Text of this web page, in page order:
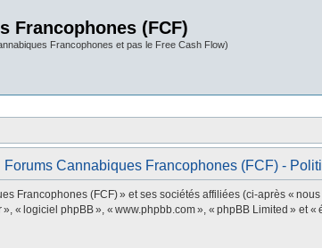
Francophones (FCF)
Francophones et pas le Free Cash Flow)
Forums Cannabiques Francophones (FCF) -
Francophones (FCF) » et ses sociétés affiliées (ci-après «
« logiciel phpBB », « www.phpbb.com », « phpBB Limited »